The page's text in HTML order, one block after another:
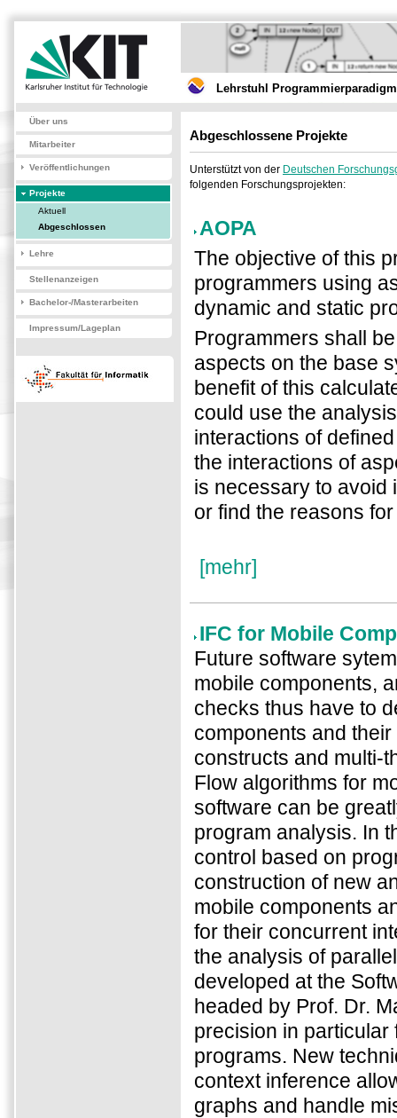
Lehrstuhl
Über uns
Mitarbeiter
Veröffentlichungen
Projekte
Aktuell
Abgeschlossen
Lehre
Stellenanzeigen
Bachelor-/Masterarbeiten
Impressum/Lageplan
Abgeschlossene Projekte
Unterstützt von der Deutschen
folgenden Forschungsprojekten:
AOPA
The objective of this
programmers using
dynamic and static
Programmers shall
aspects on the base
benefit of this
could use the
interactions of
the interactions of
is necessary to avoid
or find the reasons
[mehr]
IFC for Mobile
Future software
mobile components,
checks thus have to
components and
constructs and multi-
Flow algorithms for
software can be
program analysis. In
control based on
construction of new
mobile components
for their concurrent
the analysis of
developed at the
headed by Prof. Dr.
precision in particular
programs. New
context inference
graphs and handle